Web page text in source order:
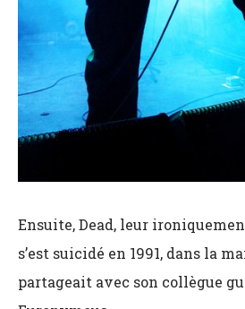
Ensuite, Dead, leur
s’est suicidé en 1991, dans la
partageait avec son collègue